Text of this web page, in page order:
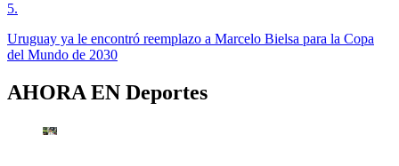
5.
Uruguay ya le encontró reemplazo a Marcelo Bielsa para la Copa
del Mundo de 2030
AHORA EN Deportes